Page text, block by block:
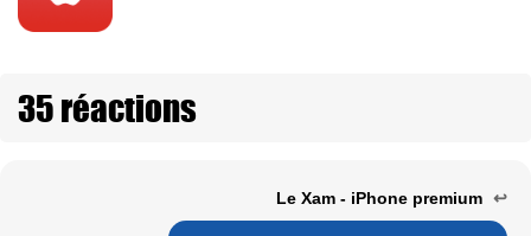
35 réactions
Le Xam - iPhone premium ↩